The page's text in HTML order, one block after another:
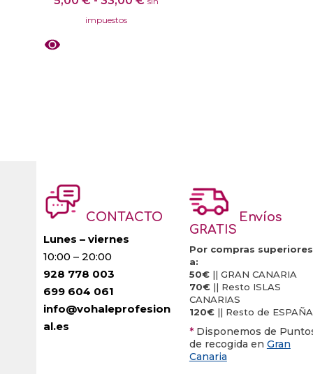
impuestos
pueden
elegir
en
la
página
de
CONTACTO
Lunes – viernes
10:00 – 20:00
928 778 003
699 604 061
info@vohaleprofesion
al.es
Envíos
GRATIS
Por compras superiores
a:
50€|| GRAN CANARIA
70€|| Resto ISLAS
CANARIAS
120€|| Resto de ESPAÑA
* Disponemos de
de recogida en Gran
Canaria